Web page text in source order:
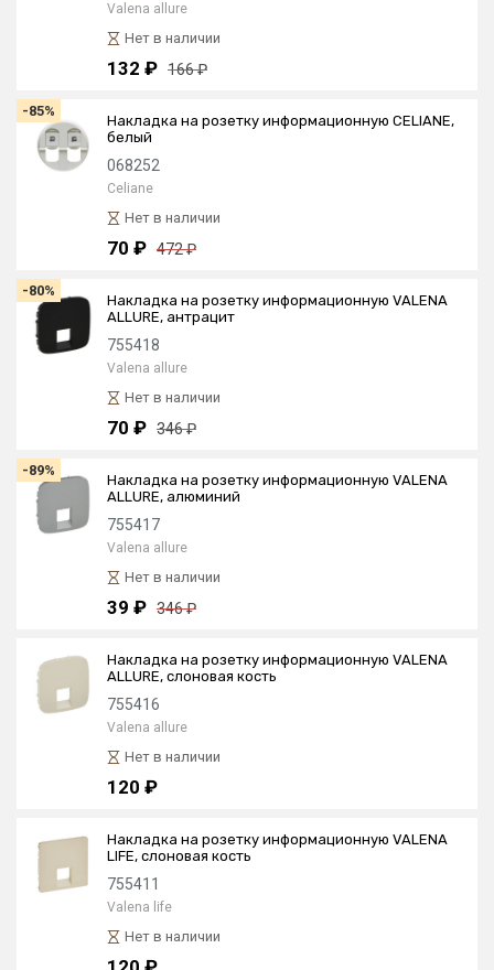
Valena allure
Нет в наличии
132 ₽ 166 ₽
-85%
Накладка на розетку информационную CELIANE,
белый
068252
Celiane
Нет в наличии
70 ₽ 472 ₽
-80%
Накладка на розетку информационную VALENA
ALLURE, антрацит
755418
Valena allure
Нет в наличии
70 ₽ 346 ₽
-89%
Накладка на розетку информационную VALENA
ALLURE, алюминий
755417
Valena allure
Нет в наличии
39 ₽ 346 ₽
Накладка на розетку информационную VALENA
ALLURE, слоновая кость
755416
Valena allure
Нет в наличии
120 ₽
Накладка на розетку информационную VALENA
LIFE, слоновая кость
755411
Valena life
Нет в наличии